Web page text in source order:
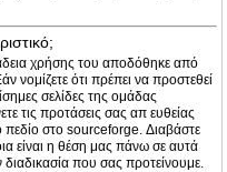
χρήσης του αποδόθηκε από
νομίζετε ότι πρέπει να προστεθεί
σελίδες της ομάδας
τις προτάσεις σας απ ευθείας
πεδίο στο sourceforge. Διαβάστε
είναι η θέση μας πάνω σε αυτά
διαδικασία που σας προτείνουμε.